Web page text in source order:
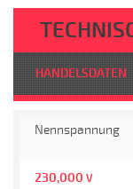
HANDELSDATEN
Nennspannung
230,000 V